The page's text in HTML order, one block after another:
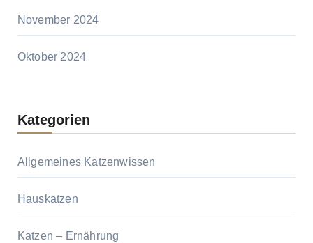
November 2024
Oktober 2024
Kategorien
Allgemeines Katzenwissen
Hauskatzen
Katzen – Ernährung